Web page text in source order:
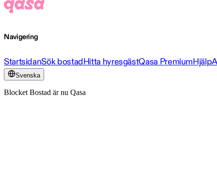
Navigering
StartsidanSök bostadHitta hyresgästQasa PremiumHjälp
Svenska
Blocket Bostad är nu Qasa